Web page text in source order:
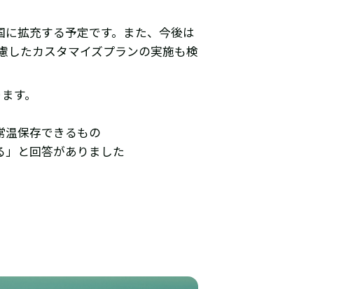
拡充する予定です。また、今後は
したカスタマイズプランの実施も検
す。
保存できるもの
と回答がありました